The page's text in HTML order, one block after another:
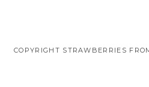
COPYRIGHT STRAWBERRIES